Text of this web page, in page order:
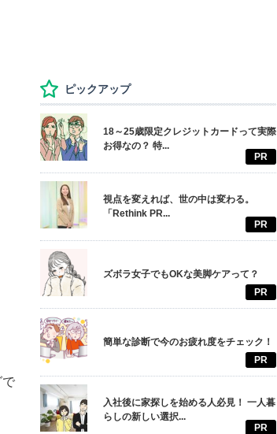
で
ピックアップ
18～25歳限定クレジットカードって実際
お得なの？ 特...
PR
視点を変えれば、世の中は変わる。
「Rethink PR...
PR
ズボラ女子でもOKな美脚ケアって？
PR
簡単な診断で今のお疲れ度をチェック！
PR
入社後に家探しを始める人必見！ 一人暮
らしの新しい選択...
PR